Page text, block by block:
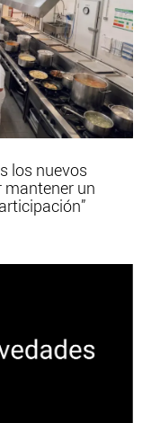
los nuevos
mantener un